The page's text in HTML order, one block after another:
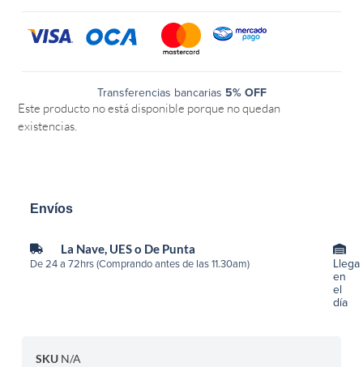
Transferencias bancarias 5% OFF
Este producto no está disponible porque no quedan
existencias.
Envíos
La Nave, UES o De Punta
De 24 a 72hrs (Comprando antes de las 11.30am)
Llega
en
el
día
SKU N/A